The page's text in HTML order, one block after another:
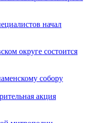
начал
округе состоится
собору
акция